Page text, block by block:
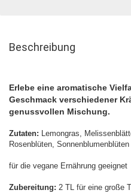
Beschreibung
Erlebe eine aromatische
Geschmack verschiedener
genussvollen Mischung.
Zutaten: Lemongras,
Rosenblüten, Sonnenblumenblüten
für die vegane Ernährung geeignet
Zubereitung: 2 TL für eine große